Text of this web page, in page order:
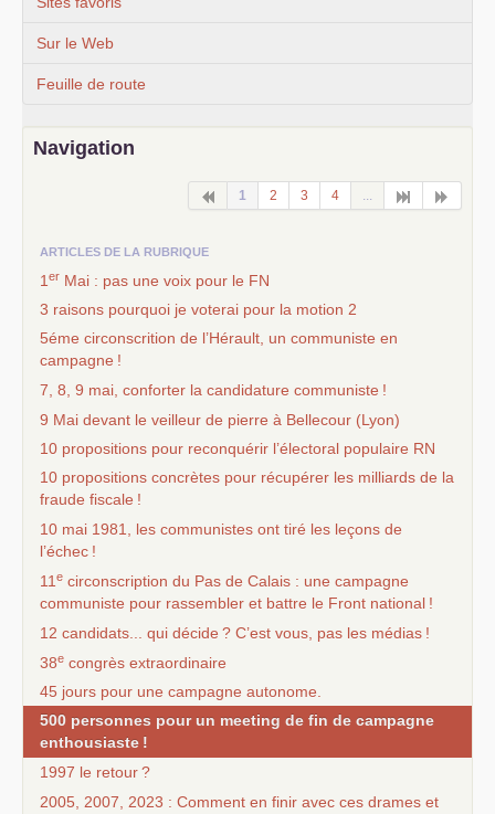
Sur le Web
Feuille de route
Navigation
1 2 3 4 ...
ARTICLES DE LA RUBRIQUE
1 er Mai : pas une voix pour le FN
3 raisons pourquoi je voterai pour la motion 2
5éme circonscrition de l’Hérault, un communiste en
campagne !
7, 8, 9 mai, conforter la candidature communiste !
9 Mai devant le veilleur de pierre à Bellecour (Lyon)
10 propositions pour reconquérir l’électoral populaire RN
10 propositions concrètes pour récupérer les milliards de la
fraude fiscale !
10 mai 1981, les communistes ont tiré les leçons de
l’échec !
11 e circonscription du Pas de Calais : une campagne
communiste pour rassembler et battre le Front national !
12 candidats... qui décide ? C’est vous, pas les médias !
38e congrès extraordinaire
45 jours pour une campagne autonome.
500 personnes pour un meeting de fin de campagne
enthousiaste !
1997 le retour?
2005, 2007, 2023 : Comment en finir avec ces drames et